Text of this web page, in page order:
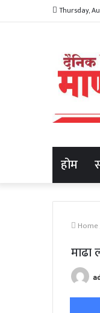
Thursday,
होम
Home
माढा